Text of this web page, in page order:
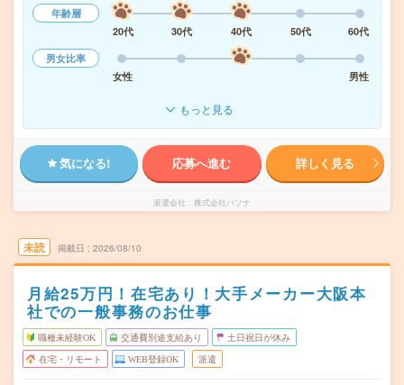
年齢層
20代
30代 40代 50代
60代
男女比率
女性
男性
もっと見る
気になる! 応募へ進む 詳しく見る
派遣会社 株式会社パソナ
未読 掲載日 2026/08/10
月給25万円！在宅あり！大手メーカー大阪本
社での一般事務のお仕事
職種未経験OK 交通費別途支給あり 土日祝日が休み
在宅・リモート WEB登録OK 派遣